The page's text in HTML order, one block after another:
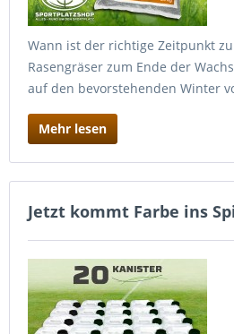
Wann ist der richtige Zeitpunkt
Rasengräser zum Ende der
auf den bevorstehenden Winter
Mehr lesen
Jetzt kommt Farbe ins